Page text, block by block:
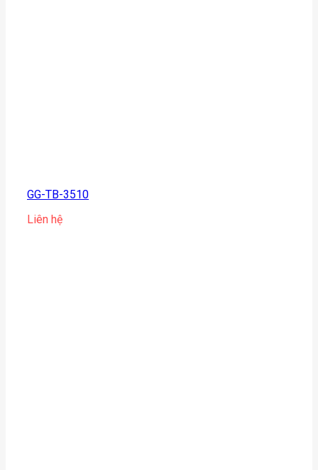
GG-TB-3510
Liên hệ